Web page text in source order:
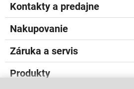
Kontakty a predajne
Nakupovanie
Záruka a servis
Produkty